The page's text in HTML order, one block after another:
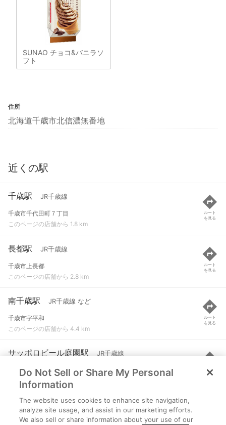
SUNAO チョコ&バニラソ
フト
住所
北海道千歳市北信濃無番地
近くの駅
千歳駅 JR千歳線
千歳市千代田町７丁目
このページの店舗から 1.8 km
ルート
を見る
長都駅 JR千歳線
千歳市上長都
このページの店舗から 2.8 km
ルート
を見る
南千歳駅 JR千歳線 など
千歳市字平和
このページの店舗から 4.4 km
ルート
を見る
サッポロビール庭園駅 JR千歳線
恵庭市戸磯
このページの店舗から 4.7 km
ルート
を見る
新千歳空港駅
千歳市美々
Do Not Sell or Share My Personal
Information
The website uses cookies to enhance site navigation,
analyze site usage, and assist in our marketing efforts.
We also sell or share information about your use of our